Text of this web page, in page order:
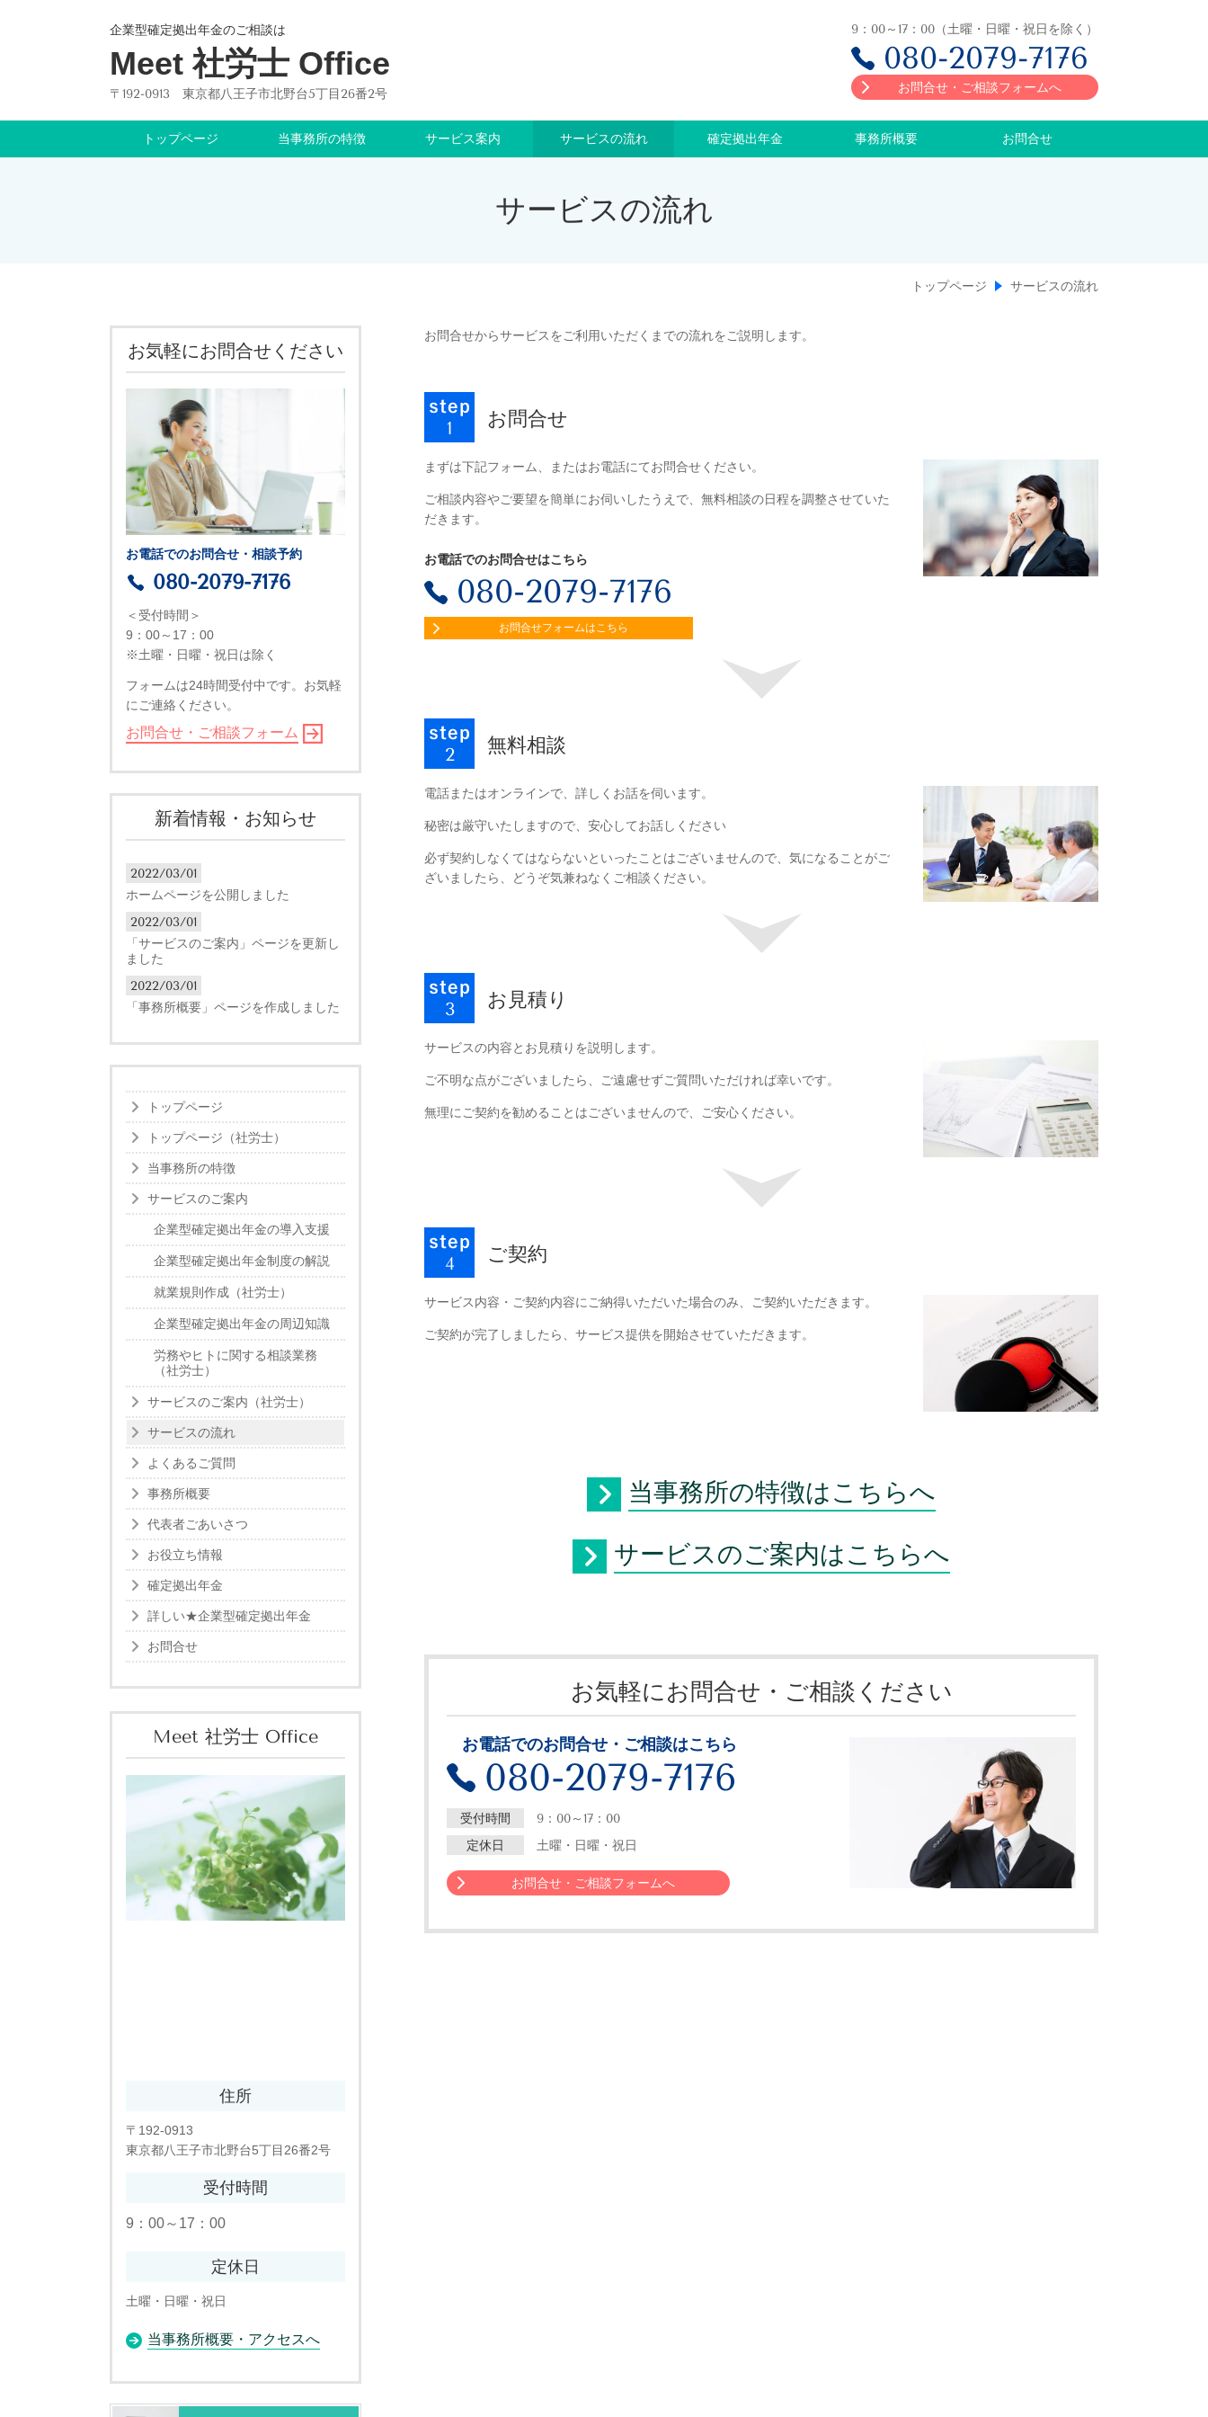
企業型確定拠出年金のご相談は
Meet 社労士 Office
〒192-0913 東京都八王子市北野台5丁目26番2号
9：00～17：00（土曜・日曜・祝日を除く）
080-2079-7176
お問合せ・ご相談フォームへ
トップページ 当事務所の特徴 サービス案内 サービスの流れ 確定拠出年金 事務所概要 お問合せ
サービスの流れ
トップページ サービスの流れ
お問合せからサービスをご利用いただくまでの流れをご説明します。
お問合せ
まずは下記フォーム、またはお電話にてお問合せください。
ご相談内容やご要望を簡単にお伺いしたうえで、無料相談の日程を調整させていた
だきます。
お電話でのお問合せはこちら
080-2079-7176
お問合せフォームはこちら
無料相談
電話またはオンラインで、詳しくお話を伺います。
秘密は厳守いたしますので、安心してお話しください
必ず契約しなくてはならないといったことはございませんので、気になることがご
ざいましたら、どうぞ気兼ねなくご相談ください。
お見積り
サービスの内容とお見積りを説明します。
ご不明な点がございましたら、ご遠慮せずご質問いただければ幸いです。
無理にご契約を勧めることはございませんので、ご安心ください。
ご契約
サービス内容・ご契約内容にご納得いただいた場合のみ、ご契約いただきます。
ご契約が完了しましたら、サービス提供を開始させていただきます。
当事務所の特徴はこちらへ
サービスのご案内はこちらへ
お気軽にお問合せ・ご相談ください
お電話でのお問合せ・ご相談はこちら
080-2079-7176
受付時間
9：00～17：00
定休日
土曜・日曜・祝日
お問合せ・ご相談フォームへ
お気軽にお問合せください
お電話でのお問合せ・相談予約
080-2079-7176
＜受付時間＞
9：00～17：00
※土曜・日曜・祝日は除く
フォームは24時間受付中です。お気軽
にご連絡ください。
お問合せ・ご相談フォーム
新着情報・お知らせ
2022/03/01
ホームページを公開しました
2022/03/01
「サービスのご案内」ページを更新し
ました
2022/03/01
「事務所概要」ページを作成しました
トップページ
トップページ（社労士）
当事務所の特徴
サービスのご案内
企業型確定拠出年金の導入支援
企業型確定拠出年金制度の解説
就業規則作成（社労士）
企業型確定拠出年金の周辺知識
労務やヒトに関する相談業務
（社労士）
サービスのご案内（社労士）
サービスの流れ
よくあるご質問
事務所概要
代表者ごあいさつ
お役立ち情報
確定拠出年金
詳しい★企業型確定拠出年金
お問合せ
Meet 社労士 Office
住所
〒192-0913
東京都八王子市北野台5丁目26番2号
受付時間
9：00～17：00
定休日
土曜・日曜・祝日
当事務所概要・アクセスへ